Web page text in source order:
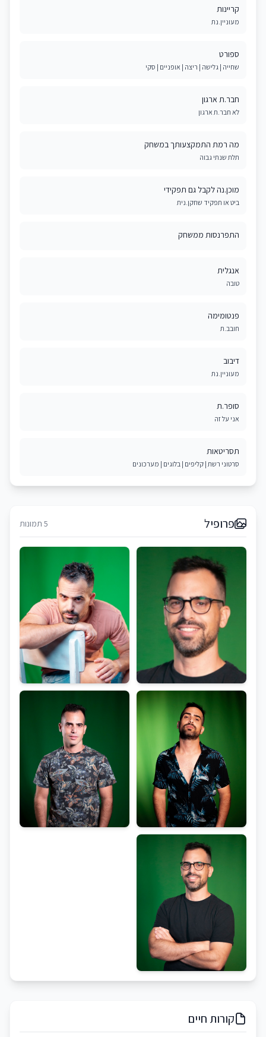
קריינות
מעוניין.נת
ספורט
שחייה | גלישה | ריצה | אופניים | סקי
חבר.ת ארגון
לא חבר.ת ארגון
מה רמת התמקצעותך במשחק
תלת שנתי גבוה
מוכן.נה לקבל גם תפקידי
ביט או תפקיד שחקן.נית
התפרנסות ממשחק
אנגלית
טובה
פנטומימה
חובב.ת
דיבוב
מעוניין.נת
סופר.ת
אני על זה
תסריטאות
סרטוני רשת | קליפים | בלוגים | מערכונים
פרופיל 5 תמונות
קורות חיים